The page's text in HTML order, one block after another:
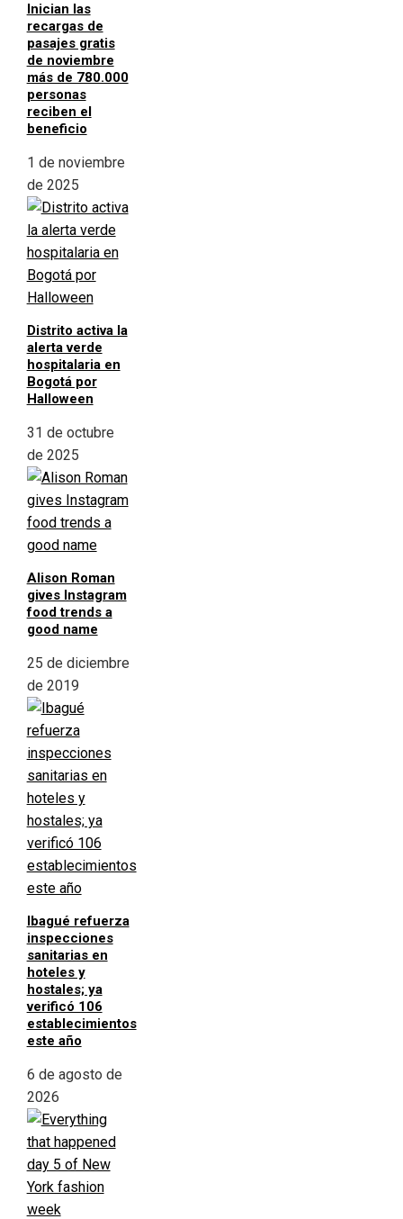
Inician las
recargas de
pasajes gratis
de noviembre
más de 780.000
personas
reciben el
beneficio
1 de noviembre
de 2025
Distrito activa la
alerta verde
hospitalaria en
Bogotá por
Halloween
31 de octubre
de 2025
Alison Roman
gives Instagram
food trends a
good name
25 de diciembre
de 2019
Ibagué refuerza
inspecciones
sanitarias en
hoteles y
hostales; ya
verificó 106
establecimientos
este año
6 de agosto de
2026